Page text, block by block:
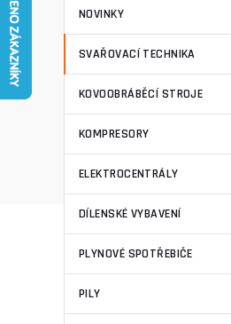
NOVINKY
SVAŘOVACÍ TECHNIKA
KOVOOBRÁBĚCÍ STROJE
KOMPRESORY
ELEKTROCENTRÁLY
DÍLENSKÉ VYBAVENÍ
PLYNOVÉ SPOTŘEBIČE
PILY